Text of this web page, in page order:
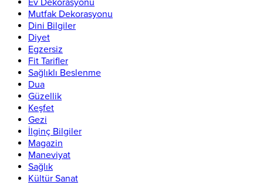
Ev Dekorasyonu
Mutfak Dekorasyonu
Dini Bilgiler
Diyet
Egzersiz
Fit Tarifler
Sağlıklı Beslenme
Dua
Güzellik
Keşfet
Gezi
İlginç Bilgiler
Magazin
Maneviyat
Sağlık
Kültür Sanat